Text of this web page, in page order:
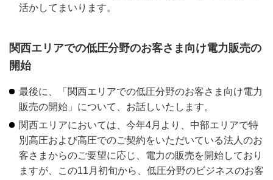
活かしてまいります。
関西エリアでの低圧分野のお客さま向け電力販売の
開始
最後に、「関西エリアでの低圧分野のお客さま向け電力
販売の開始」について、お話しいたします。
関西エリアにおいては、今年4月より、中部エリアで特
別高圧および高圧でのご契約をいただいている法人のお
客さまからのご要望に応じ、電力の販売を開始しており
ますが、この11月初旬から、低圧分野のビジネスのお客